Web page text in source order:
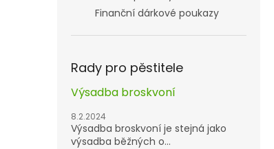
Finanční dárkové poukazy
Rady pro pěstitele
Výsadba broskvoní
8.2.2024
Výsadba broskvoní je stejná jako
výsadba běžných o...